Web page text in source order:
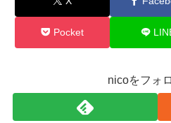
Pocket
nicoをフォ